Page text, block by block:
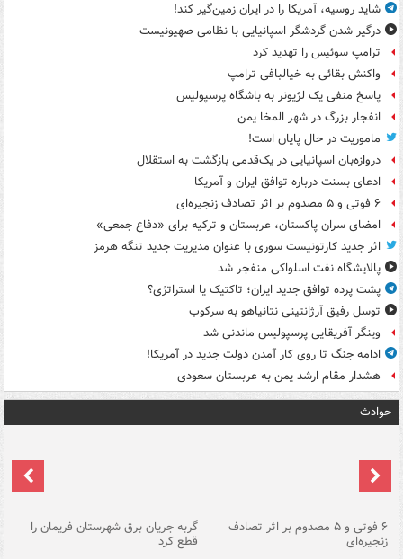
شاید روسیه، آمریکا را در ایران زمین‌گیر کند!
درگیر شدن گردشگر اسپانیایی با نظامی صهیونیست
ترامپ سوئیس را تهدید کرد
واکنش بقائی به خیالبافی ترامپ
پاسخ منفی یک لژیونر به باشگاه پرسپولیس
انفجار بزرگ در شهر المخا یمن
ماموریت در حال پایان است!
دروازه‌بان اسپانیایی در یک‌قدمی بازگشت به استقلال
ادعای بسنت درباره توافق ایران و آمریکا
۶ فوتی و ۵ مصدوم بر اثر تصادف زنجیره‌ای
امضای سران پاکستان، عربستان و ترکیه برای «دفاع جمعی»
اثر جدید کارتونیست سوری با عنوان مدیریت جدید تنگه هرمز
پالایشگاه نفت اسلواکی منفجر شد
پشت پرده توافق جدید ایران؛ تاکتیک یا استراتژی؟
توسل رفیق آرژانتینی نتانیاهو به سرکوب
وینگر آفریقایی پرسپولیس ماندنی شد
ادامه جنگ تا روی کار آمدن دولت جدید در آمریکا!
هشدار مقام ارشد یمن به عربستان سعودی
حوادث
۶ فوتی و ۵ مصدوم بر اثر تصادف
زنجیره‌ای
گربه جریان برق شهرستان فریمان را
قطع کرد